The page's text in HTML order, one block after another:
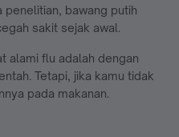
penelitian, bawang putih
sakit sejak awal.
alami flu adalah dengan
Tetapi, jika kamu tidak
pada makanan.